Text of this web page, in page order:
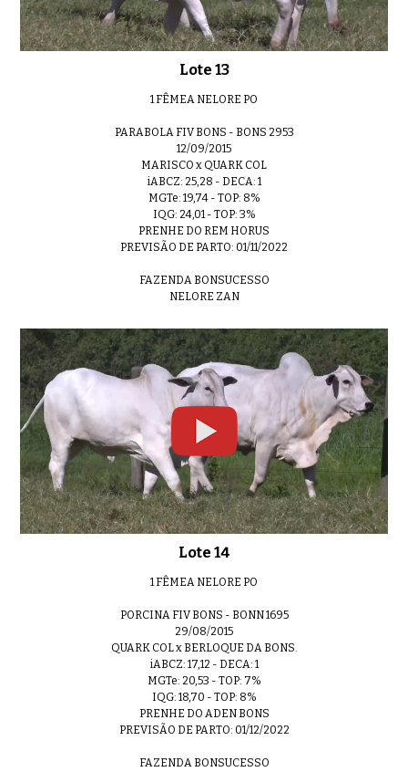
Lote 13
1 FÊMEA NELORE PO
PARABOLA FIV BONS - BONS 2953
12/09/2015
MARISCO x QUARK COL
iABCZ: 25,28 - DECA: 1
MGTe: 19,74 - TOP: 8%
IQG: 24,01 - TOP: 3%
PRENHE DO REM HORUS
PREVISÃO DE PARTO: 01/11/2022
FAZENDA BONSUCESSO
NELORE ZAN
Lote 14
1 FÊMEA NELORE PO
PORCINA FIV BONS - BONN 1695
29/08/2015
QUARK COL x BERLOQUE DA BONS.
iABCZ: 17,12 - DECA: 1
MGTe: 20,53 - TOP: 7%
IQG: 18,70 - TOP: 8%
PRENHE DO ADEN BONS
PREVISÃO DE PARTO: 01/12/2022
FAZENDA BONSUCESSO